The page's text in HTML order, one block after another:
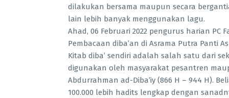
dilakukan bersama maupun secara
lain lebih banyak menggunakan lagu.
Ahad, 06 Februari 2022 pengurus harian
Pembacaan diba’an di Asrama Putra Panti
Kitab diba’ sendiri adalah salah satu dari
digunakan oleh masyarakat pesantren
Abdurrahman ad-Diba’iy (866 H – 944 H).
100.000 lebih hadits lengkap dengan